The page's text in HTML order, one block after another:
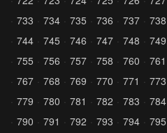
733
734 735 736 737 738
744
745 746 747 748 749
755
756 757 758 760 761
767
768 769 770 771 773
779
780 781 782 783 784
790
791 792 793 794 795